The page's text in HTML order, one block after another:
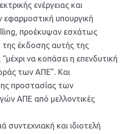
ενέργειας και
υπουργική
προέκυψαν εσχάτως
της έκδοσης αυτής της
να κοπάσει η επενδυτική
των ΑΠΕ”. Και
προστασίας των
ΑΠΕ από μελλοντικές
συντεχνιακή και ιδιοτελή